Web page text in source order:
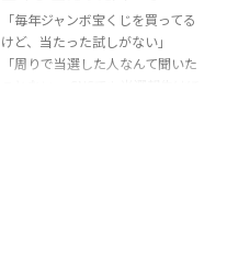
む」「バランスを取る」といった
目的ごとの選び方を紹介します。
確率や期待値を理解しながら、自
「毎年ジャンボ宝くじを買ってる
けど、当たった試しがない」
「周りで当選した人なんて聞いた